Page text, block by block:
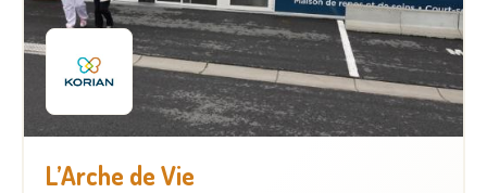
L’Arche de Vie